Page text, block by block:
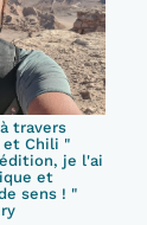
travers
et Chili "
je l'ai
et
sens ! "